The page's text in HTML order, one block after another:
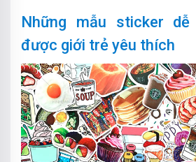
Những mẫu sticker
được giới trẻ yêu thích